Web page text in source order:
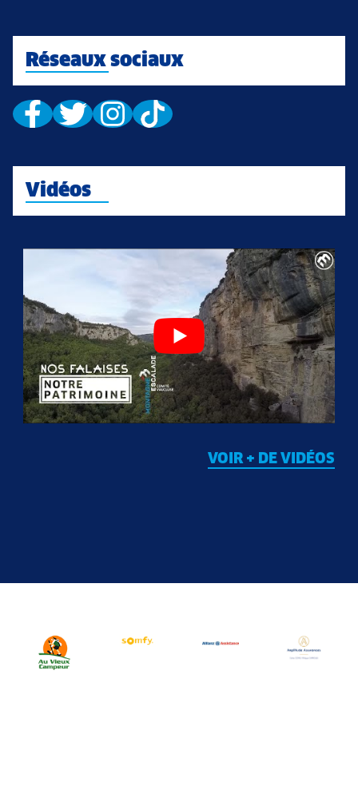
Réseaux sociaux
Vidéos
VOIR + DE VIDÉOS